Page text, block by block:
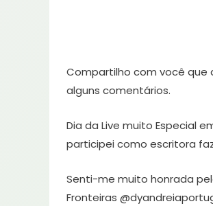
Compartilho com você que
alguns comentários.
Dia da Live muito Especial
participei como escritora
Senti-me muito honrada
Fronteiras